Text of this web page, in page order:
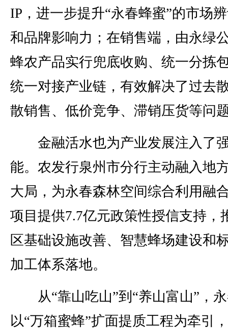
IP，进一步提升“永春蜂蜜”的市场
和品牌影响力；在销售端，由永绿
蜂农产品实行兜底收购、统一分拣
统一对接产业链，有效解决了过去
散销售、低价竞争、滞销压货等问
金融活水也为产业发展注入了
能。农发行泉州市分行主动融入地
大局，为永春森林空间综合利用融
项目提供7.7亿元政策性授信支持，
区基础设施改善、智慧蜂场建设和
加工体系落地。
从“靠山吃山”到“养山富山”，
以“万箱蜜蜂”扩面提质工程为牵引